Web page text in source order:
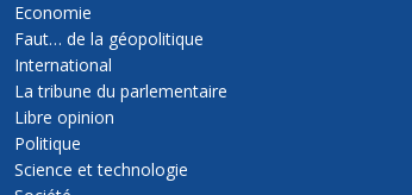
Economie
Faut… de la géopolitique
International
La tribune du parlementaire
Libre opinion
Politique
Science et technologie